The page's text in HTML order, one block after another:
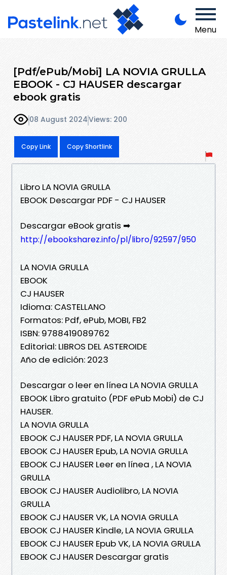
Menu
[Pdf/ePub/Mobi] LA NOVIA GRULLA
EBOOK - CJ HAUSER descargar
ebook gratis
08 August 2024Views: 200
Copy Link Copy Shortlink
Libro LA NOVIA GRULLA
EBOOK Descargar PDF - CJ HAUSER
Descargar eBook gratis ➡
http://ebooksharez.info/pl/libro/92597/950
LA NOVIA GRULLA
EBOOK
CJ HAUSER
Idioma: CASTELLANO
Formatos: Pdf, ePub, MOBI, FB2
ISBN: 9788419089762
Editorial: LIBROS DEL ASTEROIDE
Año de edición: 2023
Descargar o leer en línea LA NOVIA GRULLA
EBOOK Libro gratuito (PDF ePub Mobi) de CJ
HAUSER.
LA NOVIA GRULLA
EBOOK CJ HAUSER PDF, LA NOVIA GRULLA
EBOOK CJ HAUSER Epub, LA NOVIA GRULLA
EBOOK CJ HAUSER Leer en línea , LA NOVIA
GRULLA
EBOOK CJ HAUSER Audiolibro, LA NOVIA
GRULLA
EBOOK CJ HAUSER VK, LA NOVIA GRULLA
EBOOK CJ HAUSER Kindle, LA NOVIA GRULLA
EBOOK CJ HAUSER Epub VK, LA NOVIA GRULLA
EBOOK CJ HAUSER Descargar gratis